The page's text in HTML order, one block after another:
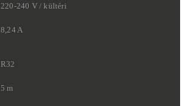
220-240 V / kültéri
8,24 A
R32
5 m